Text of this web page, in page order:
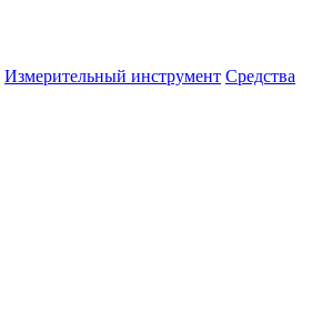
Измерительный инструмент Средства